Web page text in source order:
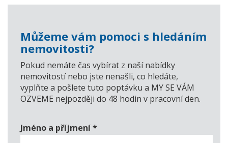
Můžeme vám pomoci s hledáním
nemovitosti?
Pokud nemáte čas vybírat z naší nabídky
nemovitostí nebo jste nenašli, co hledáte,
vyplňte a pošlete tuto poptávku a MY SE VÁM
OZVEME nejpozději do 48 hodin v pracovní den.
Jméno a příjmení*